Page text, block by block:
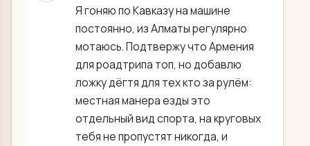
Я гоняю по Кавказу на машине
постоянно, из Алматы регулярно
мотаюсь. Подтвержу что Армения
для роадтрипа топ, но добавлю
ложку дёгтя для тех кто за рулём:
местная манера езды это
отдельный вид спорта, на круговых
тебя не пропустят никогда, и